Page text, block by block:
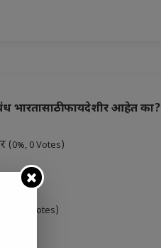
भारतासाठी फायदेशीर आहेत का?
(0%, 0 Votes)
(0%, 0 Votes)